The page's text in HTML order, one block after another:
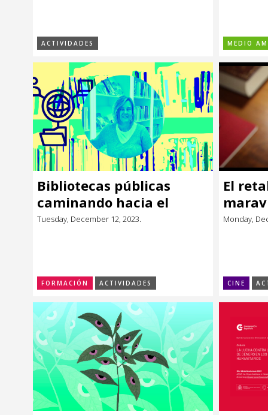
ACTIVIDADES MEDIO
Bibliotecas públicas
caminando hacia el
futuro
Tuesday, December 12, 2023.
FORMACIÓN ACTIVIDADES
El
Monday,
CINE